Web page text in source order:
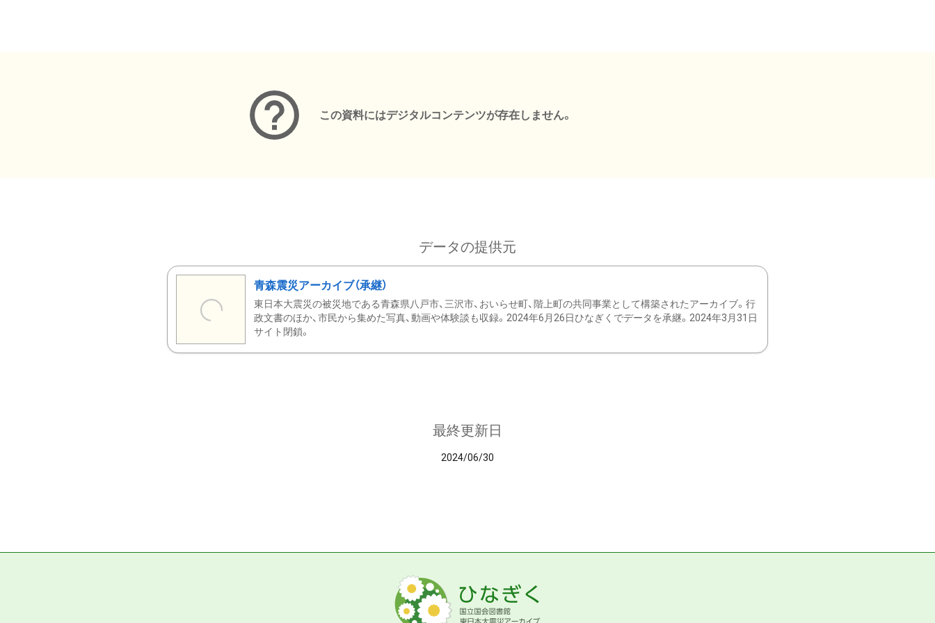
この資料にはデジタルコンテンツが存在しません。
データの提供元
青森震災アーカイブ（承継）
東日本大震災の被災地である青森県八戸市、三沢市、おいらせ町、階上町の共同事業として構築されたアーカイブ。行
政文書のほか、市民から集めた写真、動画や体験談も収録。2024年6月26日ひなぎくでデータを承継。2024年3月31日
サイト閉鎖。
最終更新日
2024/06/30